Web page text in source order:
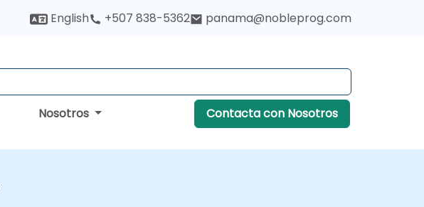
English +507 838-5362 panama@nobleprog.com
Nosotros Contacta con Nosotros